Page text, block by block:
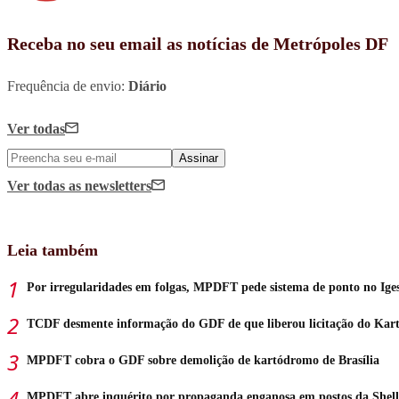
Receba no seu email as notícias de Metrópoles DF
Frequência de envio: Diário
Ver todas
Assinar
Ver todas as newsletters
Leia também
Por irregularidades em folgas, MPDFT pede sistema de ponto no
TCDF desmente informação do GDF de que liberou licitação do
MPDFT cobra o GDF sobre demolição de kartódromo de Brasília